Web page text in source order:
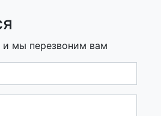
и мы перезвоним вам